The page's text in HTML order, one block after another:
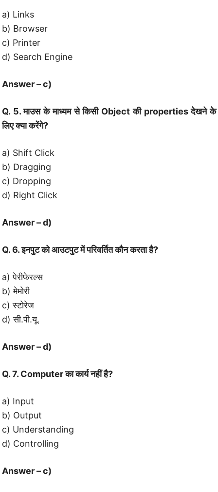
a) Links
b) Browser
c) Printer
d) Search Engine
Answer – c)
Q. 5. माउस के माध्यम से किसी Object की properties देखने के
लिए क्या करेंगे?
a) Shift Click
b) Dragging
c) Dropping
d) Right Click
Answer – d)
Q. 6. इनपुट को आउटपुट में परिवर्तित कौन करता है?
a) पेरीफेरल्स
b) मेमोरी
c) स्टोरेज
d) सी.पी.यू.
Answer – d)
Q. 7. Computer का कार्य नहीं है?
a) Input
b) Output
c) Understanding
d) Controlling
Answer – c)